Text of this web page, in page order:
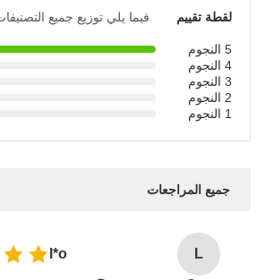
لقطة تقييم فيما يلي توزيع جميع التصنيفات
5 النجوم
4 النجوم
جميع المراجعات
L
l*o